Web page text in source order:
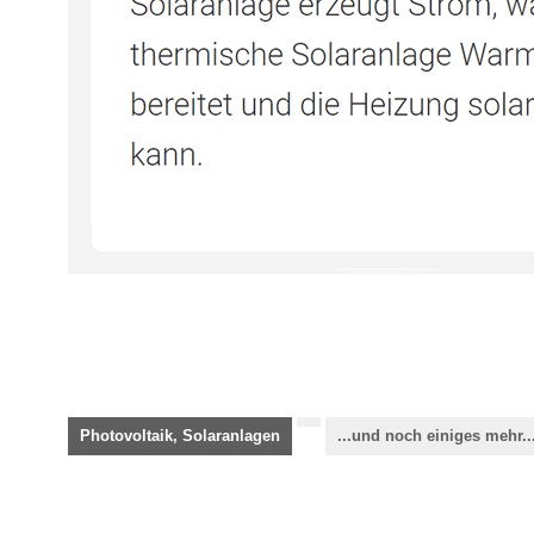
Photovoltaik, Solaranlagen ...und noch einiges